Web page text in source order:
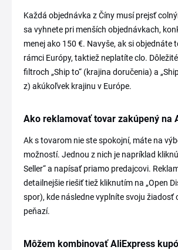
Každá objednávka z Číny musí prejsť
sa vyhnete pri menších objednávkach,
menej ako 150 €. Navyše, ak si objednáte
rámci Európy, taktiež neplatíte clo.
filtroch „Ship to“ (krajina doručenia) a
z) akúkoľvek krajinu v Európe.
Ako reklamovať tovar zakúpený na
Ak s tovarom nie ste spokojní, máte na
možností. Jednou z nich je napríklad
Seller“ a napísať priamo predajcovi.
detailnejšie riešiť tiež kliknutím na „Open
spor), kde následne vyplníte svoju žiadosť
peňazí.
Môžem kombinovať AliExpress